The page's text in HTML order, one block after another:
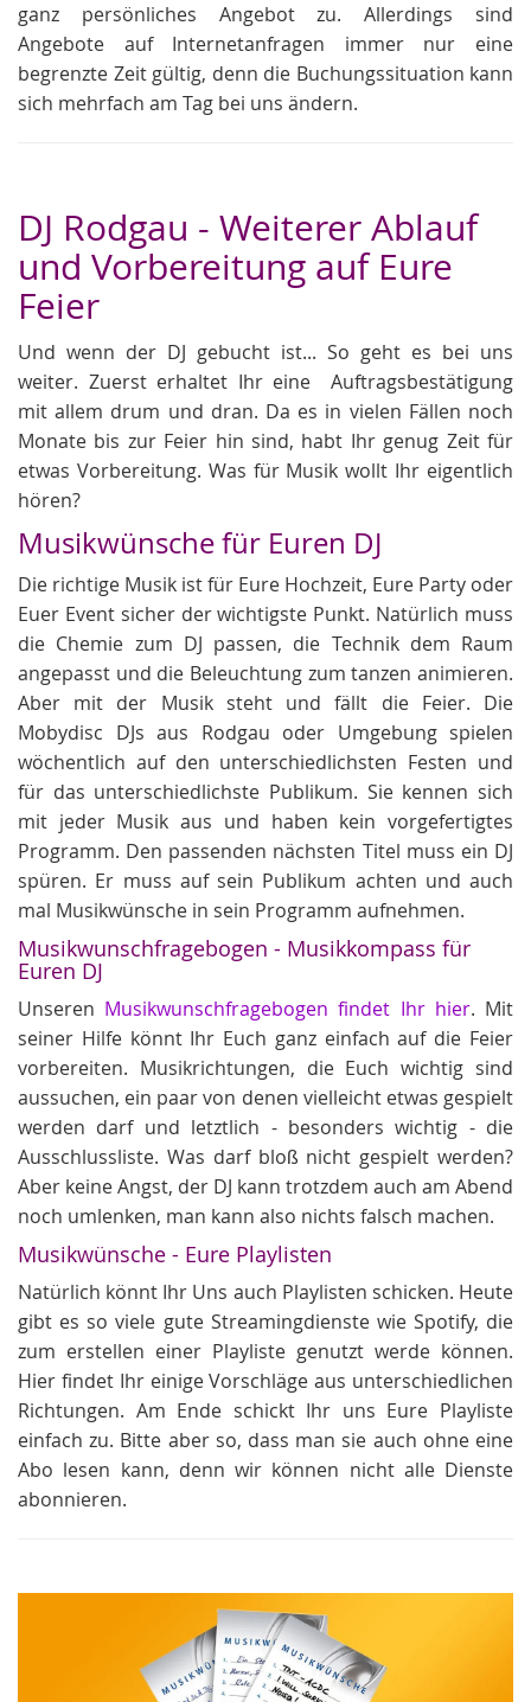
ganz persönliches Angebot zu. Allerdings sind
Angebote auf Internetanfragen immer nur eine
begrenzte Zeit gültig, denn die Buchungssituation kann
sich mehrfach am Tag bei uns ändern.
DJ Rodgau - Weiterer Ablauf
und Vorbereitung auf Eure
Feier
Und wenn der DJ gebucht ist... So geht es bei uns
weiter. Zuerst erhaltet Ihr eine Auftragsbestätigung
mit allem drum und dran. Da es in vielen Fällen noch
Monate bis zur Feier hin sind, habt Ihr genug Zeit für
etwas Vorbereitung. Was für Musik wollt Ihr eigentlich
hören?
Musikwünsche für Euren DJ
Die richtige Musik ist für Eure Hochzeit, Eure Party oder
Euer Event sicher der wichtigste Punkt. Natürlich muss
die Chemie zum DJ passen, die Technik dem Raum
angepasst und die Beleuchtung zum tanzen animieren.
Aber mit der Musik steht und fällt die Feier. Die
Mobydisc DJs aus Rodgau oder Umgebung spielen
wöchentlich auf den unterschiedlichsten Festen und
für das unterschiedlichste Publikum. Sie kennen sich
mit jeder Musik aus und haben kein vorgefertigtes
Programm. Den passenden nächsten Titel muss ein DJ
spüren. Er muss auf sein Publikum achten und auch
mal Musikwünsche in sein Programm aufnehmen.
Musikwunschfragebogen - Musikkompass für
Euren DJ
Unseren Musikwunschfragebogen findet Ihr hier. Mit
seiner Hilfe könnt Ihr Euch ganz einfach auf die Feier
vorbereiten. Musikrichtungen, die Euch wichtig sind
aussuchen, ein paar von denen vielleicht etwas gespielt
werden darf und letztlich - besonders wichtig - die
Ausschlussliste. Was darf bloß nicht gespielt werden?
Aber keine Angst, der DJ kann trotzdem auch am Abend
noch umlenken, man kann also nichts falsch machen.
Musikwünsche - Eure Playlisten
Natürlich könnt Ihr Uns auch Playlisten schicken. Heute
gibt es so viele gute Streamingdienste wie Spotify, die
zum erstellen einer Playliste genutzt werde können.
Hier findet Ihr einige Vorschläge aus unterschiedlichen
Richtungen. Am Ende schickt Ihr uns Eure Playliste
einfach zu. Bitte aber so, dass man sie auch ohne eine
Abo lesen kann, denn wir können nicht alle Dienste
abonnieren.